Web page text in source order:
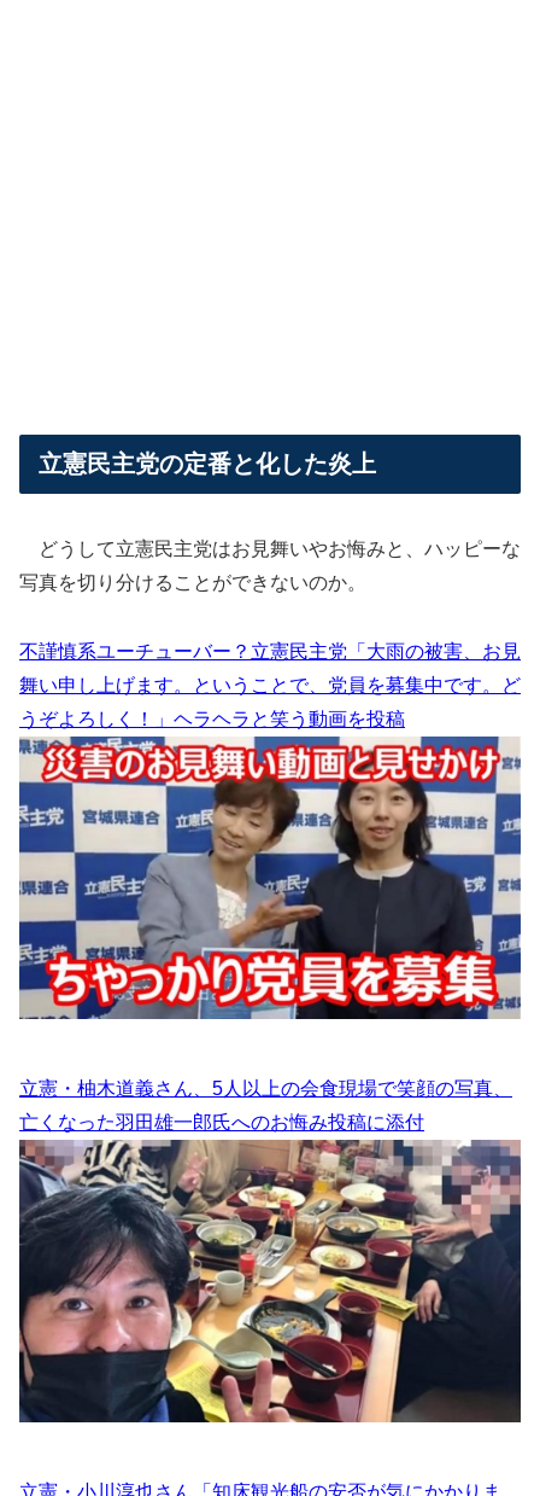
立憲民主党の定番と化した炎上
どうして立憲民主党はお見舞いやお悔みと、ハッピーな
写真を切り分けることができないのか。
不謹慎系ユーチューバー？立憲民主党「大雨の被害、お見
舞い申し上げます。ということで、党員を募集中です。ど
うぞよろしく！」ヘラヘラと笑う動画を投稿
立憲・柚木道義さん、5人以上の会食現場で笑顔の写真、
亡くなった羽田雄一郎氏へのお悔み投稿に添付
立憲・小川淳也さん「知床観光船の安否が気にかかりま